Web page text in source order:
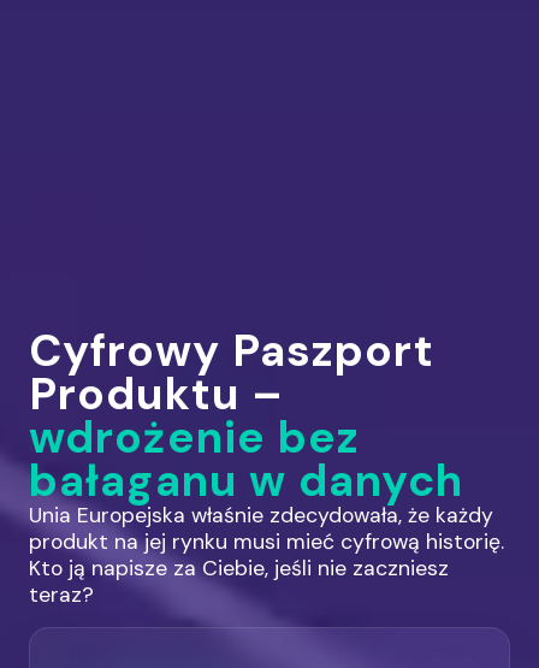
Cyfrowy Paszport
Produktu –
wdrożenie bez
bałaganu w danych
Unia Europejska właśnie zdecydowała, że każdy
produkt na jej rynku musi mieć cyfrową historię.
Kto ją napisze za Ciebie, jeśli nie zaczniesz
teraz?